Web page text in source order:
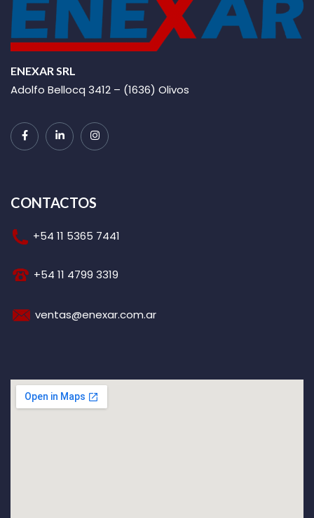
ENEXAR SRL
Adolfo Bellocq 3412 – (1636) Olivos
CONTACTOS
+54 11 5365 7441
+54 11 4799 3319
ventas@enexar.com.ar